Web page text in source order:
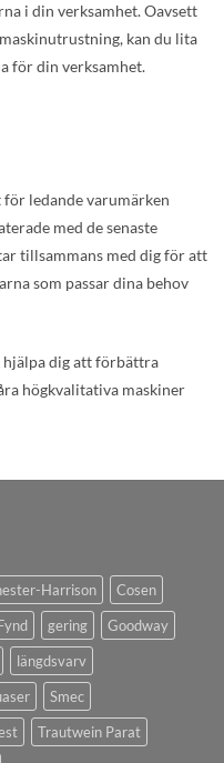
i din verksamhet. Oavsett
kan du lita
för din verksamhet.
ledande varumärken
med de senaste
tillsammans med dig för att
som passar dina behov
hjälpa dig att förbättra
högkvalitativa maskiner
Harrison
Cosen
gering
Goodway
längdsvarv
Smec
Trautwein Parat